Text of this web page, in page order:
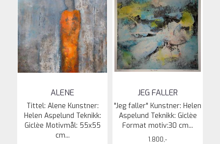
ALENE
Tittel: Alene Kunstner:
Helen Aspelund Teknikk:
Giclèe Motivmål: 55x55
cm...
JEG FALLER
"Jeg faller" Kunstner: Helen
Aspelund Teknikk: Giclèe
Format motiv:30 cm...
1.800,-